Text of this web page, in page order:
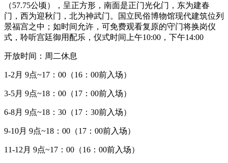
（57.75公顷），呈正方形，南面是正门光化门，东为建春
门，西为迎秋门，北为神武门。国立民俗博物馆现代建筑位列
景福宫之中；如时间允许，可免费观看复原的守门将换岗仪
式，聆听宫廷御用配乐，仪式时间上午10:00，下午14:00
开放时间：周二休息
1-2月 9点~17：00（16：00前入场）
3-5月 9点~18：00（17：00前入场）
6-8月 9点~18：30（17：30前入场）
9-10月 9点~18：00（17：00前入场）
11-12月 9点~17：00（16：00前入场）